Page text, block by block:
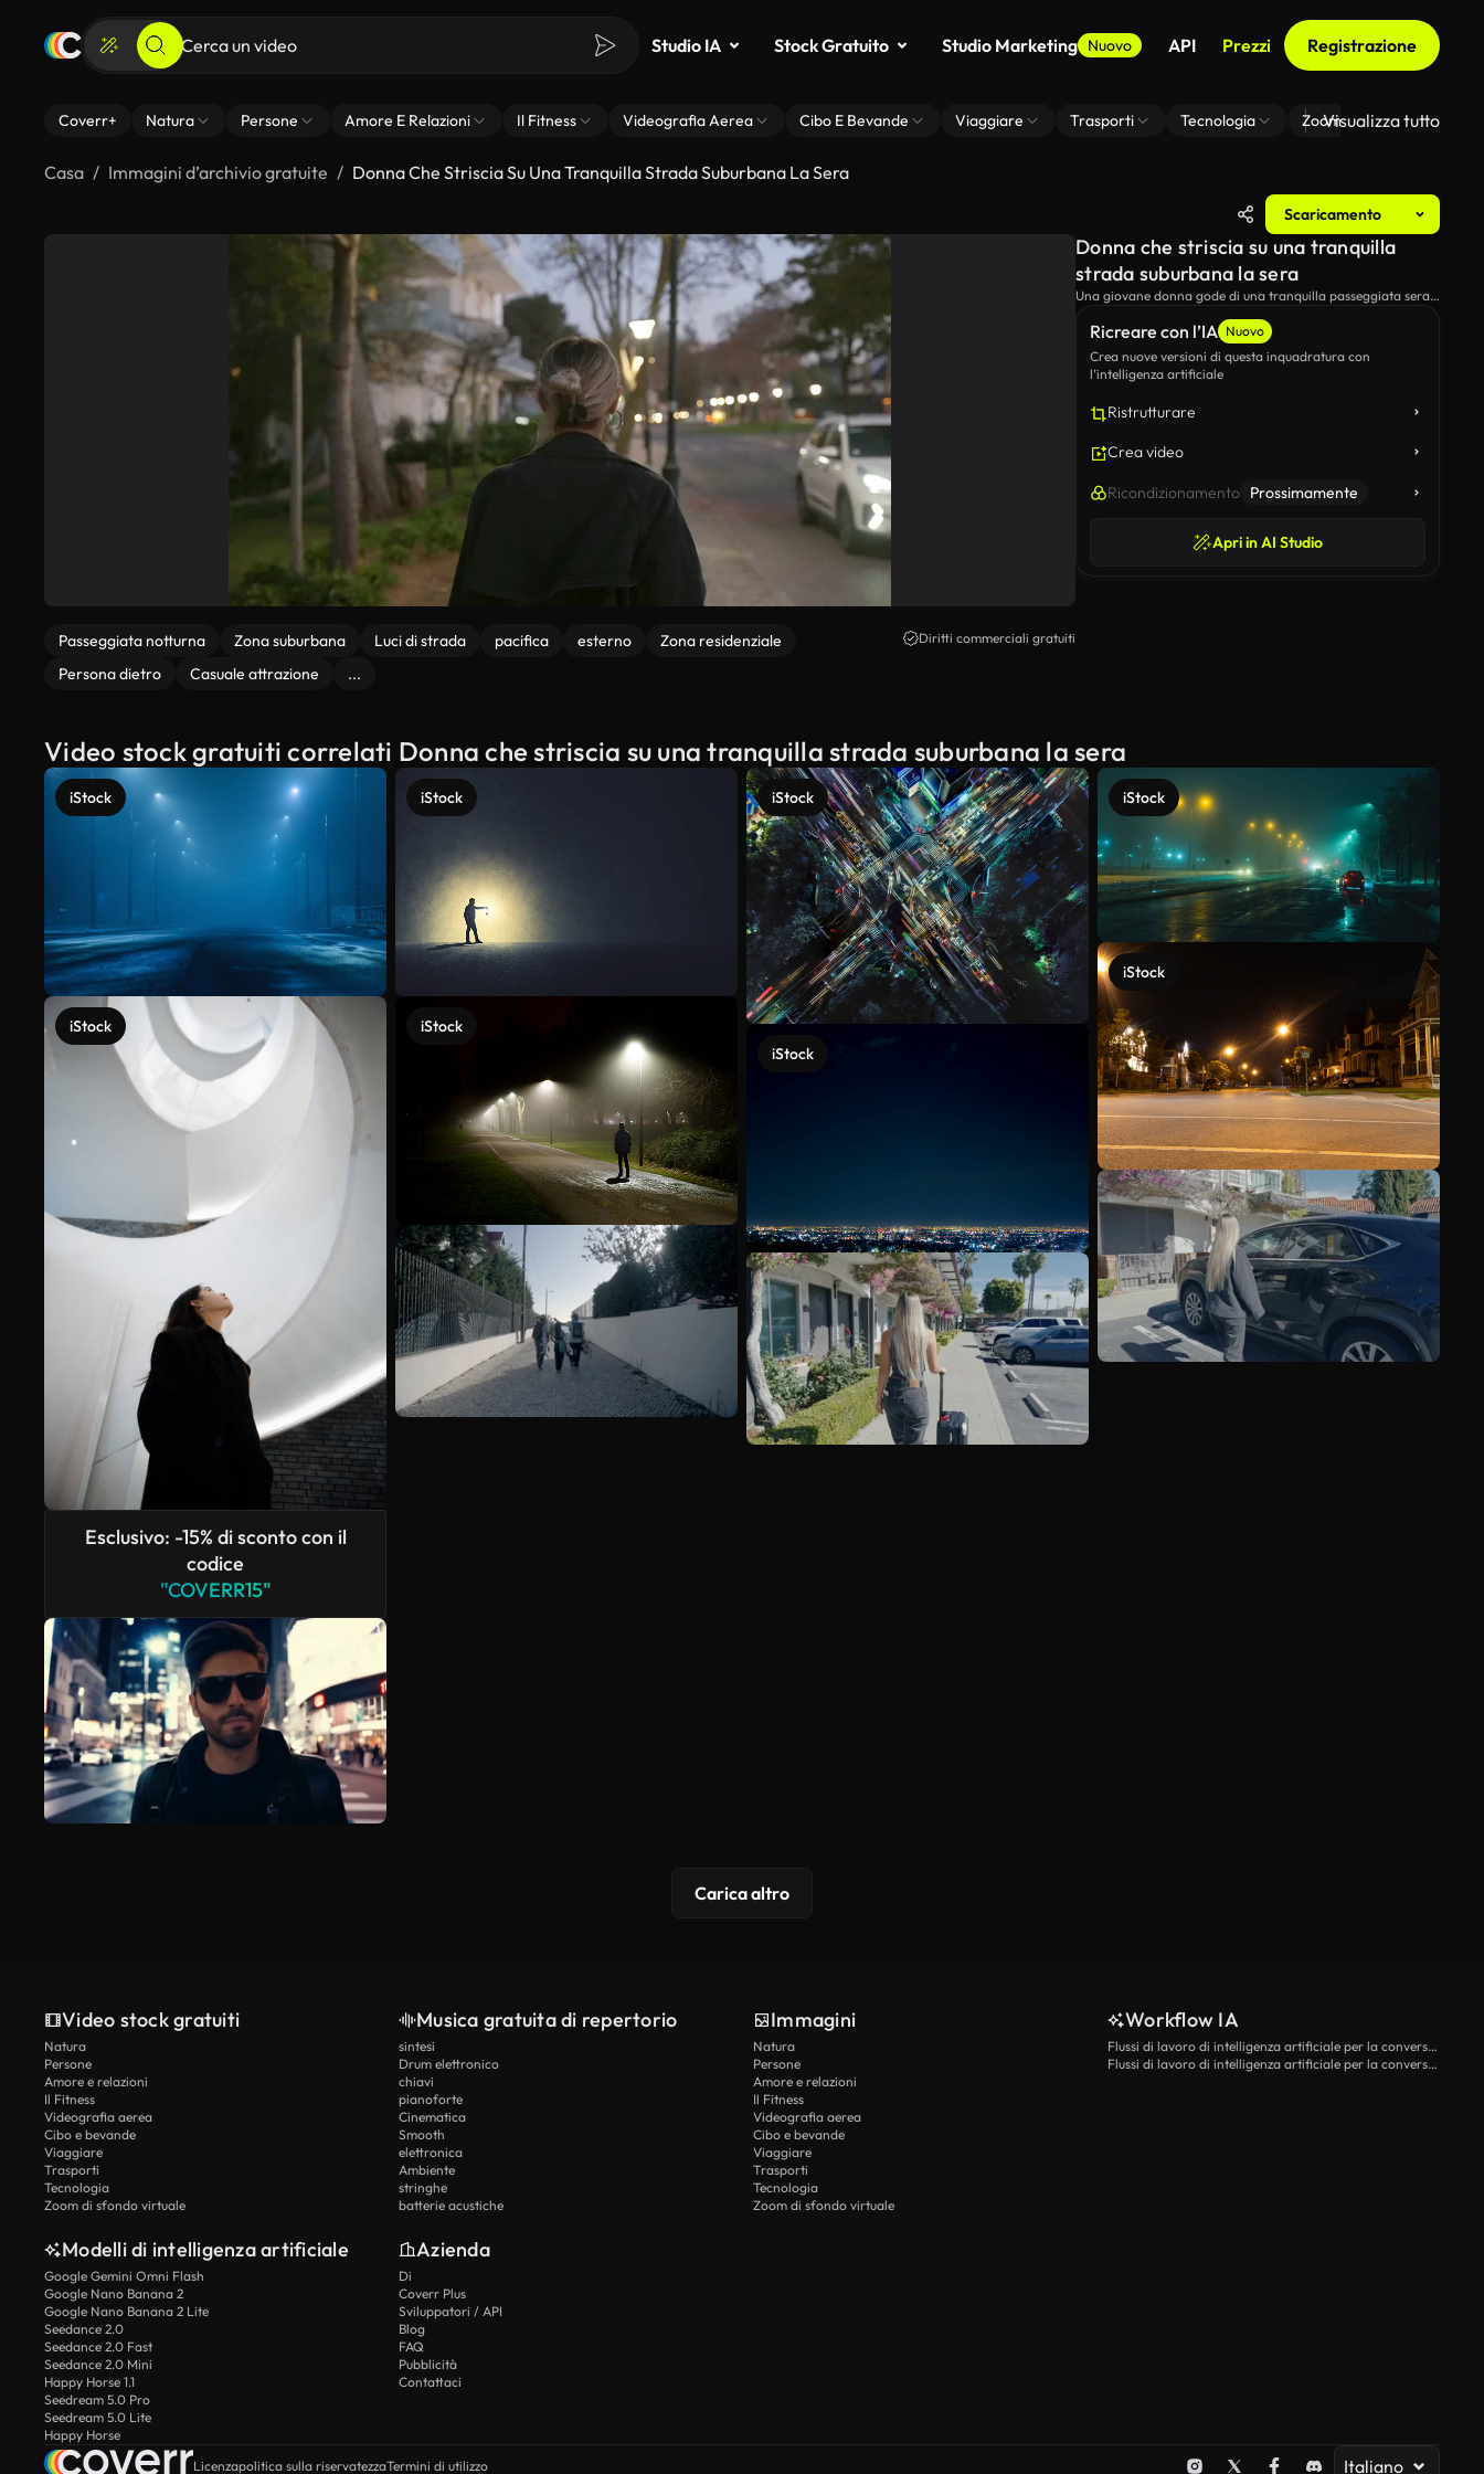
Studio IA Stock Gratuito Studio Marketing Nuovo API Prezzi Registrazione
Coverr+ Natura Persone Amore E Relazioni Il Fitness Videografia Aerea Cibo E Bevande Viaggiare Trasporti Tecnologia Zoom Di Sfondo Virtuale
Visualizza tutto
Casa Immagini d’archivio gratuite Donna Che Striscia Su Una Tranquilla Strada Suburbana La Sera
Scaricamento
Passeggiata notturna Zona suburbana Luci di strada pacifica esterno
Zona residenziale
Persona dietro
Casuale attrazione ...
Diritti commerciali gratuiti
Ricreare con l’IA Nuovo
Crea nuove versioni di questa inquadratura con
l’intelligenza artificiale
Ristrutturare
Crea video
Ricondizionamento Prossimamente
Apri in AI Studio
Donna che striscia su una tranquilla
strada suburbana la sera
Una giovane donna gode di una tranquilla passeggiata serale
cucchiaio da un tumbler.L'ambiente tranquillo e la luce del
giorno sbiadita creano un'atmosfera serena e rilassante.
Video stock gratuiti correlati Donna che striscia su una tranquilla strada suburbana la sera
iStock
iStock
Esclusivo: -15% di sconto con il
codice
"COVERR15"
iStock
iStock
iStock
iStock
iStock
iStock
Scopri di più
Carica altro
Video stock gratuiti
Natura
Persone
Amore e relazioni
Il Fitness
Videografia aerea
Cibo e bevande
Viaggiare
Trasporti
Tecnologia
Zoom di sfondo virtuale
Musica gratuita di repertorio
sintesi
Drum elettronico
chiavi
pianoforte
Cinematica
Smooth
elettronica
Ambiente
stringhe
batterie acustiche
Immagini
Natura
Persone
Amore e relazioni
Il Fitness
Videografia aerea
Cibo e bevande
Viaggiare
Trasporti
Tecnologia
Zoom di sfondo virtuale
Workflow IA
Flussi di lavoro di intelligenza artificiale per la conversione da testo a video
Flussi di lavoro di intelligenza artificiale per la conversione di immagini in video
Modelli di intelligenza artificiale
Google Gemini Omni Flash
Google Nano Banana 2
Google Nano Banana 2 Lite
Seedance 2.0
Seedance 2.0 Fast
Seedance 2.0 Mini
Happy Horse 1.1
Seedream 5.0 Pro
Seedream 5.0 Lite
Happy Horse
Azienda
Di
Coverr Plus
Sviluppatori / API
Blog
FAQ
Pubblicità
Contattaci
Licenzapolitica sulla riservatezzaTermini di utilizzo Italiano